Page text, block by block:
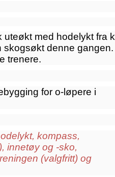
uteøkt med hodelykt fra
skogsøkt denne gangen.
trenere.
for o-løpere i
kompass,
innetøy og -sko,
(valgfritt) og